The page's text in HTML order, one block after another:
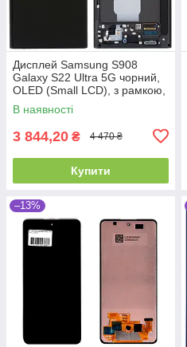
Дисплей Samsung S908
Galaxy S22 Ultra 5G чорний,
OLED (Small LCD), з рамкою,
Phantom Black
В наявності
3 844,20 ₴ 4 470 ₴
Купити
–13%